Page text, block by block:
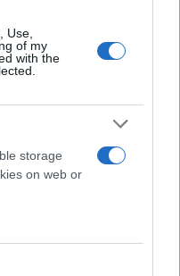
Use,
of my
with the
storage
on web or